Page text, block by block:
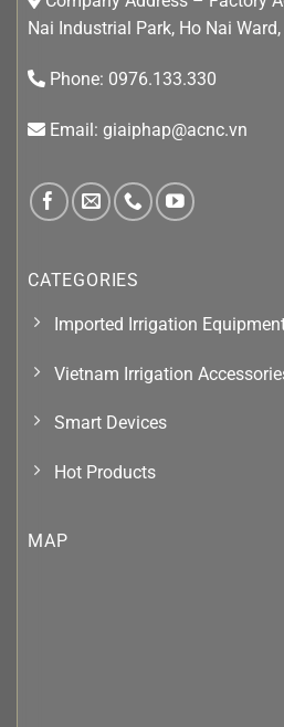
Nai Industrial Park, Ho Nai
Phone: 0976.133.330
Email: giaiphap@acnc.vn
CATEGORIES
Imported Irrigation
Vietnam Irrigation
Smart Devices
Hot Products
MAP